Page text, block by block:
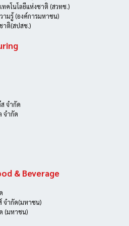
คโนโลยีแห่งชาติ (สวทช.)
มรู้ (องค์การมหาชน)
าติ(สปสช.)
จำกัด
จำกัด
& Beverage
จํากัด(มหาชน)
(มหาชน)